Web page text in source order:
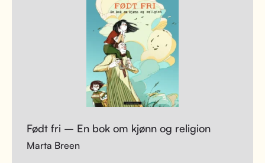
Født fri – En bok om kjønn og religion
Marta Breen